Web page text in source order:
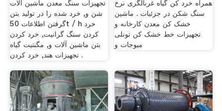
تجهیزات سنگ معدن ماشین آلات
شن و, خرد شده را در تولید بتن
گرفتن اطلاعات 50t / h خرد
کردن سنگ گرانیت, خرد کردن
بتن ماشین آلات و, مگنتیت گیاه
تجهیزات هند, خرد کردن .
همراه خرد کن گیاه غربالگری نرخ
سنگ شکن در جزئیات . ماشین
خشک کن معدن کارخانه و
تجهیزات خط خشک کن تونلی
میوجات و